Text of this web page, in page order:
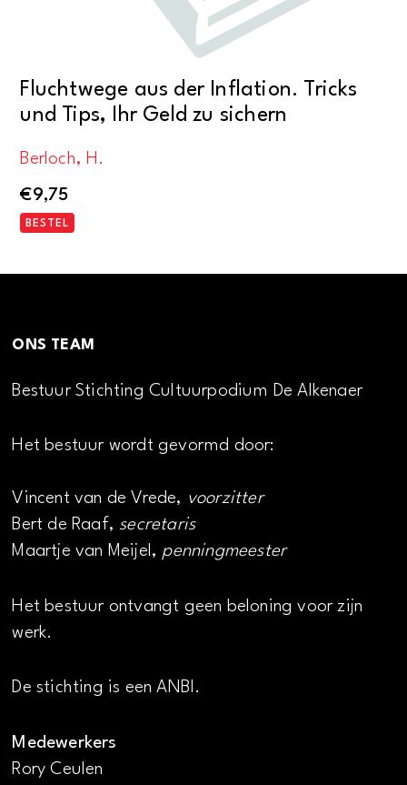
Fluchtwege aus der Inflation. Tricks
und Tips, Ihr Geld zu sichern
Berloch, H.
€9,75
BESTEL
ONS TEAM
Bestuur Stichting Cultuurpodium De Alkenaer
Het bestuur wordt gevormd door:
Vincent van de Vrede, voorzitter
Bert de Raaf, secretaris
Maartje van Meijel, penningmeester
Het bestuur ontvangt geen beloning voor zijn
werk.
De stichting is een ANBI.
Medewerkers
Rory Ceulen